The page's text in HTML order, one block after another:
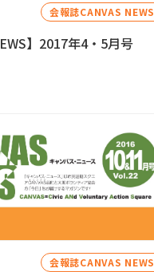
会報誌CANVAS NEWS
】2017年4・5月号
会報誌CANVAS NEWS